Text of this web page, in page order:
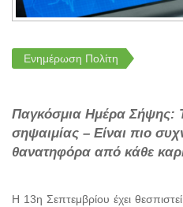
Ενημέρωση Πολίτη
Παγκόσμια Ημέρα Σήψης:
σηψαιμίας – Είναι πιο
θανατηφόρα από κάθε
Η 13η Σεπτεμβρίου έχει